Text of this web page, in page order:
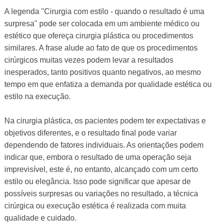
A legenda "Cirurgia com estilo - quando o resultado é uma
surpresa" pode ser colocada em um ambiente médico ou
estético que ofereça cirurgia plástica ou procedimentos
similares. A frase alude ao fato de que os procedimentos
cirúrgicos muitas vezes podem levar a resultados
inesperados, tanto positivos quanto negativos, ao mesmo
tempo em que enfatiza a demanda por qualidade estética ou
estilo na execução.
Na cirurgia plástica, os pacientes podem ter expectativas e
objetivos diferentes, e o resultado final pode variar
dependendo de fatores individuais. As orientações podem
indicar que, embora o resultado de uma operação seja
imprevisível, este é, no entanto, alcançado com um certo
estilo ou elegância. Isso pode significar que apesar de
possíveis surpresas ou variações no resultado, a técnica
cirúrgica ou execução estética é realizada com muita
qualidade e cuidado.